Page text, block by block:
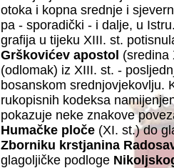
otoka i kopna srednje i
pa - sporadički - i dalje, u
grafija u tijeku XIII. st.
Grškovićev apostol (sredina
(odlomak) iz XIII. st. -
bosanskom srednjovjekovlju.
rukopisnih kodeksa
pokazuje neke znakove
Humačke ploče (XI. st.) do
Zborniku krstjanina
glagoljičke podloge